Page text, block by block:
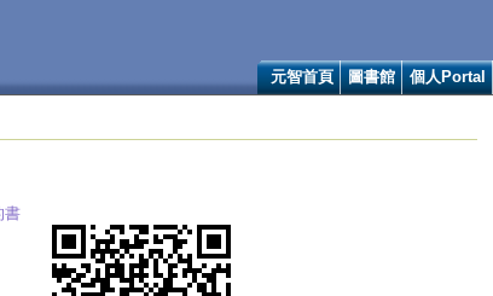
元智首頁 圖書館 個人Portal
書